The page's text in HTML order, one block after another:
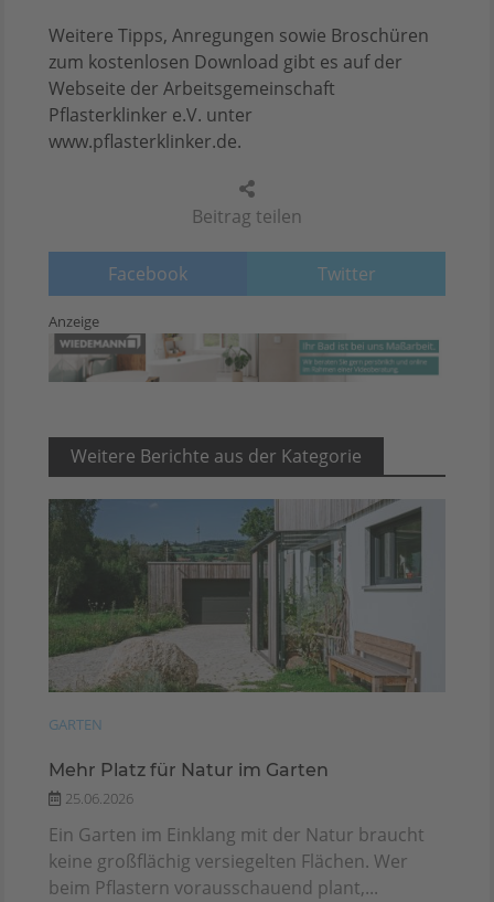
Beitrag teilen
Facebook Twitter
Weitere Tipps, Anregungen sowie Broschüren
zum kostenlosen Download gibt es auf der
Webseite der Arbeitsgemeinschaft
Pflasterklinker e.V. unter
www.pflasterklinker.de.
Anzeige
Weitere Berichte aus der Kategorie
GARTEN
Mehr Platz für Natur im Garten
25.06.2026
Ein Garten im Einklang mit der Natur braucht
keine großflächig versiegelten Flächen. Wer
beim Pflastern vorausschauend plant,...